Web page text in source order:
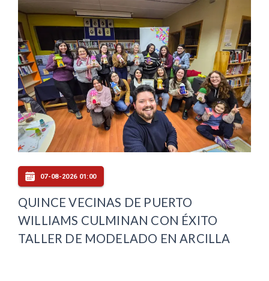
07-08-2026 01:00
QUINCE VECINAS DE PUERTO
WILLIAMS CULMINAN CON ÉXITO
TALLER DE MODELADO EN ARCILLA